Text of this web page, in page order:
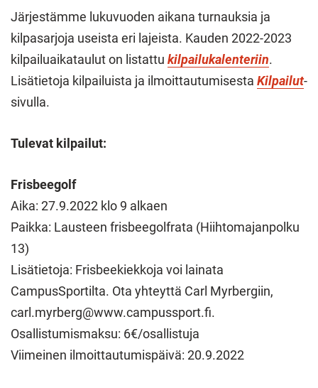
Järjestämme lukuvuoden aikana turnauksia ja
kilpasarjoja useista eri lajeista. Kauden 2022-2023
kilpailuaikataulut on listattu kilpailukalenteriin.
Lisätietoja kilpailuista ja ilmoittautumisesta Kilpailut-
sivulla.
Tulevat kilpailut:
Frisbeegolf
Aika: 27.9.2022 klo 9 alkaen
Paikka: Lausteen frisbeegolfrata (Hiihtomajanpolku
13)
Lisätietoja: Frisbeekiekkoja voi lainata
CampusSportilta. Ota yhteyttä Carl Myrbergiin,
carl.myrberg@www.campussport.fi.
Osallistumismaksu: 6€/osallistuja
Viimeinen ilmoittautumispäivä: 20.9.2022